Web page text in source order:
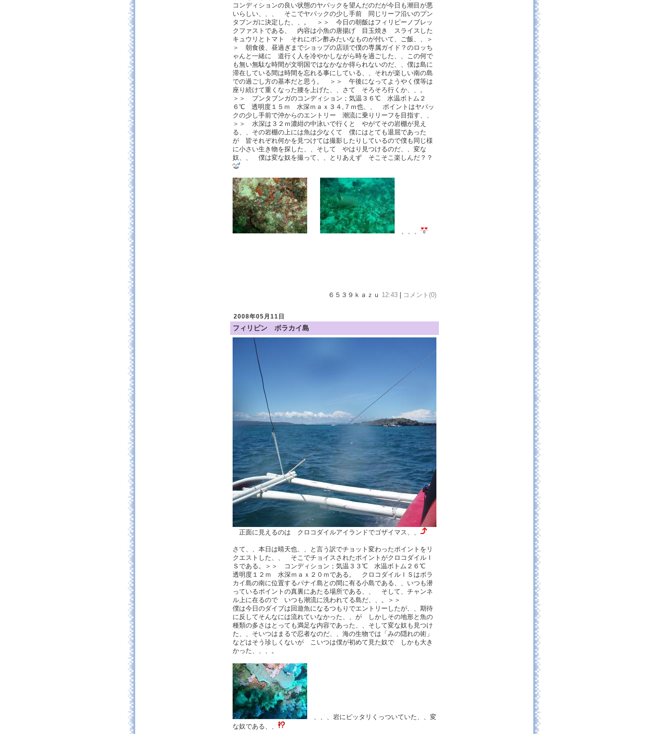
コンディションの良い状態のヤパックを望んだのだが今日も潮目が悪
いらしい、、、 そこでヤパックの少し手前 同じリーフ沿いのプン
タブンガに決定した、、。 ＞＞ 今日の朝飯はフィリピーノブレッ
クファストである、 内容は小魚の唐揚げ 目玉焼き スライスした
キュウリとトマト それにポン酢みたいなものが付いて、ご飯、、＞
＞ 朝食後、昼過ぎまでショップの店頭で僕の専属ガイド？のロッち
ゃんと一緒に 道行く人を冷やかしながら時を過ごした、、この何で
も無い無駄な時間が文明国ではなかなか得られないのだ、、僕は島に
滞在している間は時間を忘れる事にしている、、それが楽しい南の島
での過ごし方の基本だと思う。 ＞＞ 午後になってようやく僕等は
座り続けて重くなった腰を上げた、、さて そろそろ行くか、、。
＞＞ プンタブンガのコンディション；気温３６℃ 水温ボトム２
６℃ 透明度１５ｍ 水深ｍａｘ３４,７ｍ也、、 ポイントはヤパッ
クの少し手前で沖からのエントリー 潮流に乗りリーフを目指す、、
＞＞ 水深は３２ｍ濃紺の中泳いで行くと やがてその岩棚が見え
る、、その岩棚の上には魚は少なくて 僕にはとても退屈であった
が 皆それぞれ何かを見つけては撮影したりしているので僕も同じ様
に小さい生き物を探した、、そして やはり見つけるのだ、、変な
奴、、 僕は変な奴を撮って、、とりあえず そこそこ楽しんだ？？
、、、
６５３９ｋａｚｕ 12:43 コメント(0)
2008年05月11日
フィリピン ボラカイ島
正面に見えるのは クロコダイルアイランドでゴザイマス、、
さて、、本日は晴天也、、と言う訳でチョット変わったポイントをリ
クエストした、、 そこでチョイスされたポイントがクロコダイルＩ
Ｓである。＞＞ コンディション；気温３３℃ 水温ボトム２６℃
透明度１２ｍ 水深ｍａｘ２０ｍである。 クロコダイルＩＳはボラ
カイ島の南に位置するパナイ島との間に有る小島である、、いつも潜
っているポイントの真裏にあたる場所である、、 そして、チャンネ
ル上に在るので いつも潮流に洗われてる島だ、、。＞＞
僕は今日のダイブは回遊魚になるつもりでエントリーしたが、、期待
に反してそんなには流れていなかった、、が しかしその地形と魚の
種類の多さはとっても満足な内容であった、、そして変な奴も見つけ
た、、そいつはまるで忍者なのだ、、海の生物では「みの隠れの術」
などはそう珍しくないが こいつは僕が初めて見た奴で しかも大き
かった、、、。
、、、岩にピッタリくっついていた、、変
な奴である、、